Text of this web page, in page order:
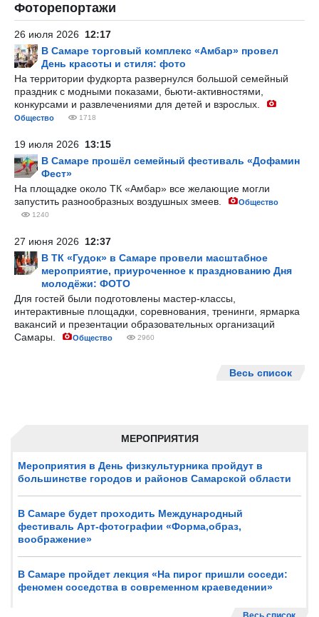
МЕРОПРИЯТИЯ
Мероприятия в День физкультурника пройдут в
большинстве городов и районов Самарской области
В Самаре будет проходить Международный
фестиваль Арт-фотографии «Форма,образ,
воображение»
В Самаре пройдет лекция «На пирог пришли соседи:
феномен соседства в современном краеведении»
Фоторепортажи
26 июля 2026 12:17
В Самаре торговый комплекс «Амбар» провел
День красоты и стиля: фото
На территории фудкорта развернулся большой семейный
праздник с модными показами, бьюти-активностями,
конкурсами и развлечениями для детей и взрослых.
Общество 1718
19 июля 2026 13:15
В Самаре прошёл семейный фестиваль «Дофамин
Фест»
На площадке около ТК «Амбар» все желающие могли
запустить разнообразных воздушных змеев.
Общество
1240
27 июня 2026 12:37
В ТК «Гудок» в Самаре провели масштабное
мероприятие, приуроченное к празднованию Дня
молодёжи: ФОТО
Для гостей были подготовлены мастер-классы,
интерактивные площадки, соревнования, тренинги, ярмарка
вакансий и презентации образовательных организаций
Самары.
Общество 2960
Весь список